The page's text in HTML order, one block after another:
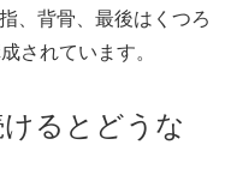
、背骨、最後はくつろ
されています。
るとどうな